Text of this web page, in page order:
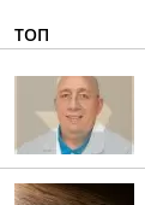
ТОП